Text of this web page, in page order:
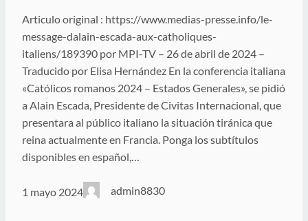
Articulo original : https://www.medias-presse.info/le-
message-dalain-escada-aux-catholiques-
italiens/189390 por MPI-TV – 26 de abril de 2024 –
Traducido por Elisa Hernández En la conferencia italiana
«Católicos romanos 2024 – Estados Generales», se pidió
a Alain Escada, Presidente de Civitas Internacional, que
presentara al público italiano la situación tiránica que
reina actualmente en Francia. Ponga los subtítulos
disponibles en español,…
1 mayo 2024 admin8830